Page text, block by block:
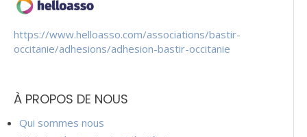
https://www.helloasso.com/associations/bastir-
occitanie/adhesions/adhesion-bastir-occitanie
À PROPOS DE NOUS
Qui sommes nous